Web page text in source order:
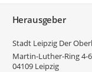
Herausgeber
Stadt Leipzig Der
Martin-Luther-Ring 4-6
04109 Leipzig